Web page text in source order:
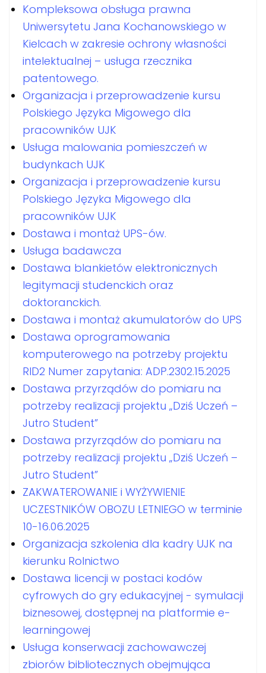
Kompleksowa obsługa prawna
Uniwersytetu Jana Kochanowskiego w
Kielcach w zakresie ochrony własności
intelektualnej – usługa rzecznika
patentowego.
Organizacja i przeprowadzenie kursu
Polskiego Języka Migowego dla
pracowników UJK
Usługa malowania pomieszczeń w
budynkach UJK
Organizacja i przeprowadzenie kursu
Polskiego Języka Migowego dla
pracowników UJK
Dostawa i montaż UPS-ów.
Usługa badawcza
Dostawa blankietów elektronicznych
legitymacji studenckich oraz
doktoranckich.
Dostawa i montaż akumulatorów do UPS
Dostawa oprogramowania
komputerowego na potrzeby projektu
RID2 Numer zapytania: ADP.2302.15.2025
Dostawa przyrządów do pomiaru na
potrzeby realizacji projektu „Dziś Uczeń –
Jutro Student”
Dostawa przyrządów do pomiaru na
potrzeby realizacji projektu „Dziś Uczeń –
Jutro Student”
ZAKWATEROWANIE i WYŻYWIENIE
UCZESTNIKÓW OBOZU LETNIEGO w terminie
10-16.06.2025
Organizacja szkolenia dla kadry UJK na
kierunku Rolnictwo
Dostawa licencji w postaci kodów
cyfrowych do gry edukacyjnej - symulacji
biznesowej, dostępnej na platformie e-
learningowej
Usługa konserwacji zachowawczej
zbiorów bibliotecznych obejmująca